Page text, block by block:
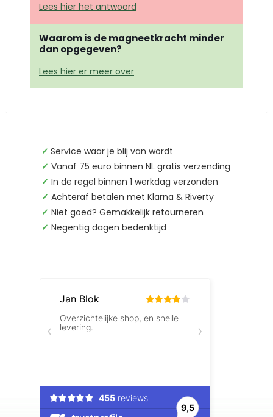
Lees hier het antwoord
Waarom is de magneetkracht minder
dan opgegeven?
Lees hier er meer over
✓ Service waar je blij van wordt
✓ Vanaf 75 euro binnen NL gratis verzending
✓ In de regel binnen 1 werkdag verzonden
✓ Achteraf betalen met Klarna & Riverty
✓ Niet goed? Gemakkelijk retourneren
✓ Negentig dagen bedenktijd